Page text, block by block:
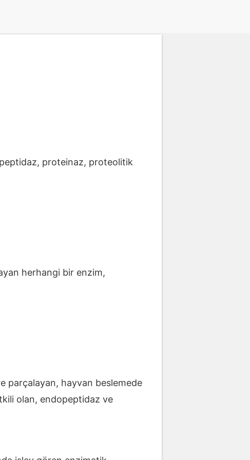
peptidaz, proteinaz, proteolitik
herhangi bir enzim,
parçalayan, hayvan beslemede
olan, endopeptidaz ve